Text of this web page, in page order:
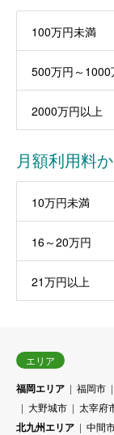
100万円未満
500万円～1000
2000万円以上
月額利用料
10万円未満
16～20万円
21万円以上
エリア
福岡エリア 福岡市
大野城市
太宰府
北九州エリア 中間